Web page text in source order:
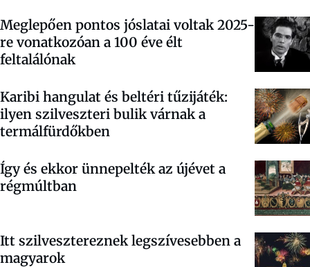
Meglepően pontos jóslatai voltak 2025-
re vonatkozóan a 100 éve élt
feltalálónak
Karibi hangulat és beltéri tűzijáték:
ilyen szilveszteri bulik várnak a
termálfürdőkben
Így és ekkor ünnepelték az újévet a
régmúltban
Itt szilvesztereznek legszívesebben a
magyarok